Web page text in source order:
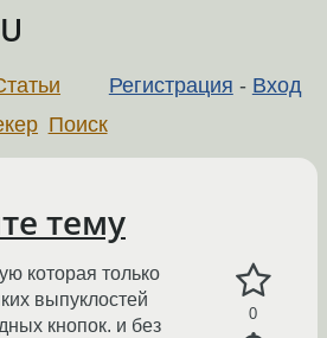
Регистрация - Вход
Поиск
тему
0
которая только
выпуклостей
кнопок. и без